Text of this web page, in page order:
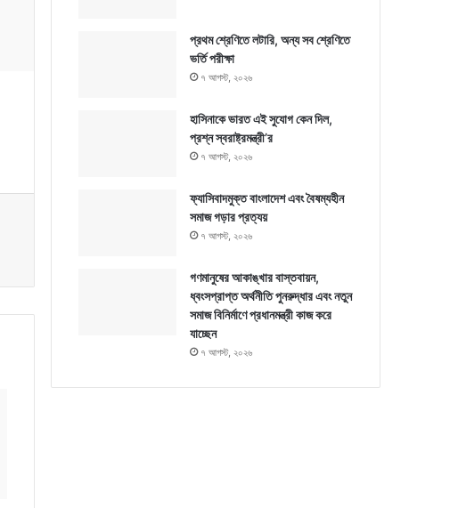
প্রথম শ্রেণিতে লটারি, অন্য সব শ্রেণিতে
ভর্তি পরীক্ষা
৭ আগস্ট, ২০২৬
হাসিনাকে ভারত এই সুযোগ কেন দিল,
প্রশ্ন স্বরাষ্ট্রমন্ত্রী’র
৭ আগস্ট, ২০২৬
ফ্যাসিবাদমুক্ত বাংলাদেশ এবং বৈষম্যহীন
সমাজ গড়ার প্রত্যয়
৭ আগস্ট, ২০২৬
গণমানুষের আকাঙ্খার বাস্তবায়ন,
ধ্বংসপ্রাপ্ত অর্থনীতি পুনরুদ্ধার এবং নতুন
সমাজ বিনির্মাণে প্রধানমন্ত্রী কাজ করে
যাচ্ছেন
৭ আগস্ট, ২০২৬